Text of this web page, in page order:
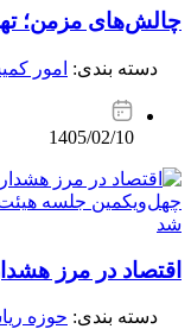
چالش‌های مزمن؛
دسته بندی: امور
1405/02/10
چهل‌ویکمین جلسه هیئت
شد
اقتصاد در مرز
دسته بندی: حوزه